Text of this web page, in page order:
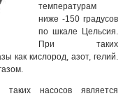
температурам
ниже -150 градусов
по шкале Цельсия.
При таких
как кислород, азот, гелий.
таких насосов является